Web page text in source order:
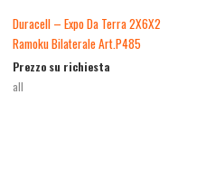
Duracell – Expo Da Terra 2X6X2
Ramoku Bilaterale Art.P485
Prezzo su richiesta
all